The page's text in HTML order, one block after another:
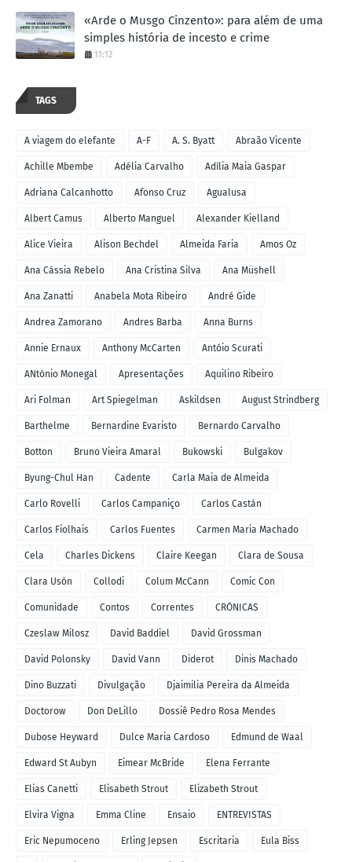
«Arde o Musgo Cinzento»: para além de uma
simples história de incesto e crime
11:12
TAGS
A viagem do elefante A-F A. S. Byatt Abraão Vicente
Achille Mbembe Adélia Carvalho Adília Maia Gaspar
Adriana Calcanhotto Afonso Cruz Agualusa
Albert Camus Alberto Manguel Alexander Kielland
Alice Vieira Alison Bechdel Almeida Faria Amos Oz
Ana Cássia Rebelo Ana Cristina Silva Ana Müshell
Ana Zanatti Anabela Mota Ribeiro André Gide
Andrea Zamorano Andres Barba Anna Burns
Annie Ernaux Anthony McCarten Antóio Scurati
ANtónio Monegal Apresentações Aquilino Ribeiro
Ari Folman Art Spiegelman Askildsen August Strindberg
Barthelme Bernardine Evaristo Bernardo Carvalho
Botton Bruno Vieira Amaral Bukowski Bulgakov
Byung-Chul Han Cadente Carla Maia de Almeida
Carlo Rovelli Carlos Campaniço Carlos Castán
Carlos Fiolhais Carlos Fuentes Carmen Maria Machado
Cela Charles Dickens Claire Keegan Clara de Sousa
Clara Usón Collodi Colum McCann Comic Con
Comunidade Contos Correntes CRÓNICAS
Czeslaw Milosz David Baddiel David Grossman
David Polonsky David Vann Diderot Dinis Machado
Dino Buzzati Divulgação Djaimilia Pereira da Almeida
Doctorow Don DeLillo Dossiê Pedro Rosa Mendes
Dubose Heyward Dulce Maria Cardoso Edmund de Waal
Edward St Aubyn Eimear McBride Elena Ferrante
Elias Canetti Elisabeth Strout Elizabeth Strout
Elvira Vigna Emma Cline Ensaio ENTREVISTAS
Eric Nepumoceno Erling Jepsen Escritaria Eula Biss